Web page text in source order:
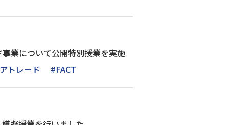
業について公開特別授業を実施
トレード #FACT